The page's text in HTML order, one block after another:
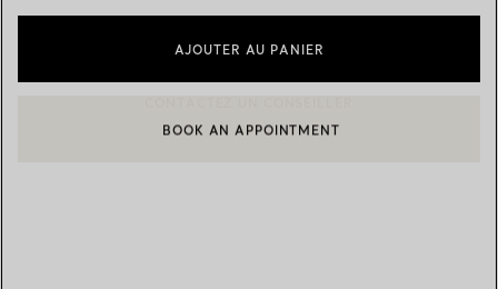
AJOUTER AU PANIER
CONTACTER UN CONSEILLER CLIENT OU PRENDRE RENDEZ-
BOOK AN APPOINTMENT